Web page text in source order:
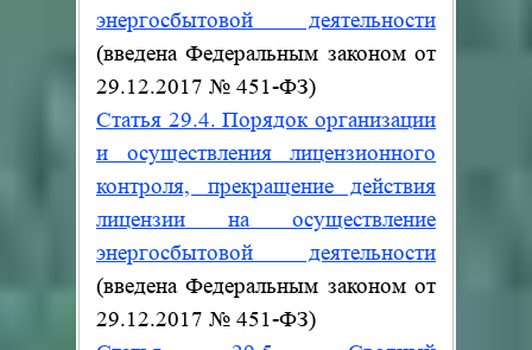
энергосбытовой деятельности
(введена Федеральным законом от
29.12.2017 № 451-ФЗ)
Статья 29.4. Порядок организации
и осуществления лицензионного
контроля, прекращение действия
лицензии на осуществление
энергосбытовой деятельности
(введена Федеральным законом от
29.12.2017 № 451-ФЗ)